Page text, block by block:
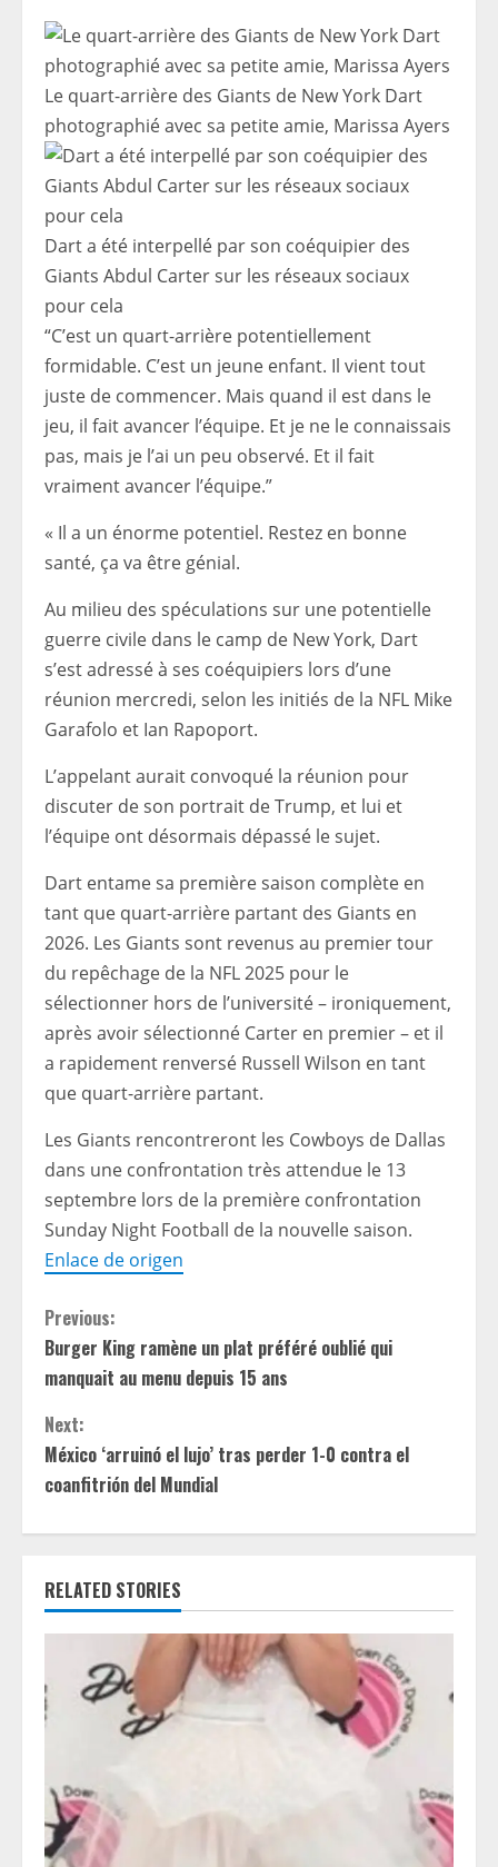
Le quart-arrière des Giants de New York Dart
photographié avec sa petite amie, Marissa Ayers
Dart a été interpellé par son coéquipier des
Giants Abdul Carter sur les réseaux sociaux
pour cela
“C’est un quart-arrière potentiellement
formidable. C’est un jeune enfant. Il vient tout
juste de commencer. Mais quand il est dans le
jeu, il fait avancer l’équipe. Et je ne le connaissais
pas, mais je l’ai un peu observé. Et il fait
vraiment avancer l’équipe.”
« Il a un énorme potentiel. Restez en bonne
santé, ça va être génial.
Au milieu des spéculations sur une potentielle
guerre civile dans le camp de New York, Dart
s’est adressé à ses coéquipiers lors d’une
réunion mercredi, selon les initiés de la NFL Mike
Garafolo et Ian Rapoport.
L’appelant aurait convoqué la réunion pour
discuter de son portrait de Trump, et lui et
l’équipe ont désormais dépassé le sujet.
Dart entame sa première saison complète en
tant que quart-arrière partant des Giants en
2026. Les Giants sont revenus au premier tour
du repêchage de la NFL 2025 pour le
sélectionner hors de l’université – ironiquement,
après avoir sélectionné Carter en premier – et il
a rapidement renversé Russell Wilson en tant
que quart-arrière partant.
Les Giants rencontreront les Cowboys de Dallas
dans une confrontation très attendue le 13
septembre lors de la première confrontation
Sunday Night Football de la nouvelle saison.
Enlace de origen
C
o
n
t
u
R
a
d
Previous:
Burger King ramène un plat préféré oublié qui
manquait au menu depuis 15 ans
Next:
México ‘arruinó el lujo’ tras perder 1-0 contra el
coanfitrión del Mundial
RELATED STORIES